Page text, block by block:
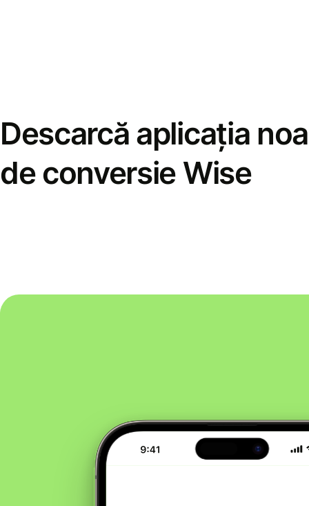
Descarcă aplicația
de conversie Wise